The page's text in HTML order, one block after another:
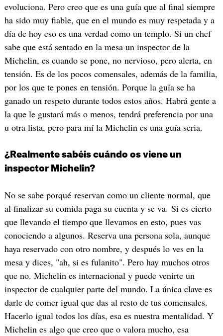
evoluciona. Pero creo que es una guía que al final siempre
ha sido muy fiable, que en el mundo es muy respetada y a
día de hoy eso es una verdad como un templo. Si un chef
sabe que está sentado en la mesa un inspector de la
Michelin, es cuando se pone, no nervioso, pero alerta, en
tensión. Es de los pocos comensales, además de la familia,
por los que te pones en tensión. Porque la guía se ha
ganado un respeto durante todos estos años. Habrá gente a
la que le gustará más o menos, tendrá preferencia por una
u otra lista, pero para mí la Michelin es una guía seria.
¿Realmente sabéis cuándo os viene un
inspector Michelin?
No se sabe porqué reservan como un cliente normal, que
al finalizar su comida paga su cuenta y se va. Si es cierto
que llevando el tiempo que llevamos en esto, pues vas
conociendo a algunos. Reserva una persona sola, aunque
haya reservado con otro nombre, y después lo ves en la
mesa y dices, "ah, si es fulanito". Pero hay muchos otros
que no. Michelin es internacional y puede venirte un
inspector de cualquier parte del mundo. La única clave es
darle de comer igual que das al resto de tus comensales.
Hacerlo igual todos los días, esa es nuestra mentalidad. Y
Michelin es algo que creo que o valora mucho, esa